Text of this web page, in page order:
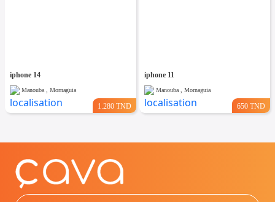
iphone 14
Manouba , Mornaguia
1.280 TND
iphone 11
Manouba , Mornaguia
650 TND